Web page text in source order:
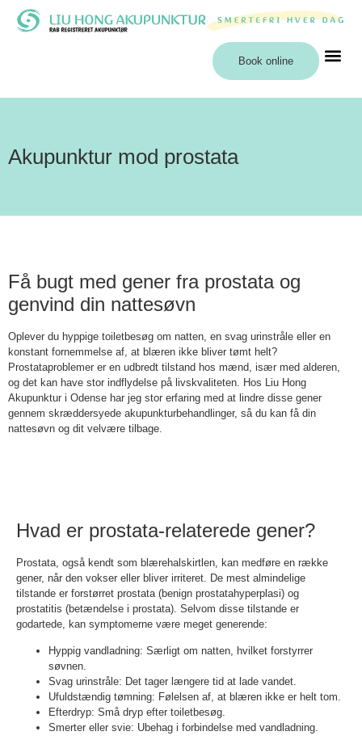
Book online
Akupunktur mod prostata
Få bugt med gener fra prostata og
genvind din nattesøvn
Oplever du hyppige toiletbesøg om natten, en svag urinstråle eller en
konstant fornemmelse af, at blæren ikke bliver tømt helt?
Prostataproblemer er en udbredt tilstand hos mænd, især med alderen,
og det kan have stor indflydelse på livskvaliteten. Hos Liu Hong
Akupunktur i Odense har jeg stor erfaring med at lindre disse gener
gennem skræddersyede akupunkturbehandlinger, så du kan få din
nattesøvn og dit velvære tilbage.
Hvad er prostata-relaterede gener?
Prostata, også kendt som blærehalskirtlen, kan medføre en række
gener, når den vokser eller bliver irriteret. De mest almindelige
tilstande er forstørret prostata (benign prostatahyperplasi) og
prostatitis (betændelse i prostata). Selvom disse tilstande er
godartede, kan symptomerne være meget generende:
Hyppig vandladning: Særligt om natten, hvilket forstyrrer
søvnen.
Svag urinstråle: Det tager længere tid at lade vandet.
Ufuldstændig tømning: Følelsen af, at blæren ikke er helt tom.
Efterdryp: Små dryp efter toiletbesøg.
Smerter eller svie: Ubehag i forbindelse med vandladning.